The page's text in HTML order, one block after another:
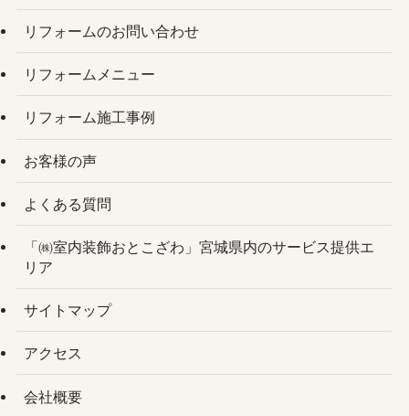
リフォームのお問い合わせ
リフォームメニュー
リフォーム施工事例
お客様の声
よくある質問
「㈱室内装飾おとこざわ」宮城県内のサービス提供エ
リア
サイトマップ
アクセス
会社概要